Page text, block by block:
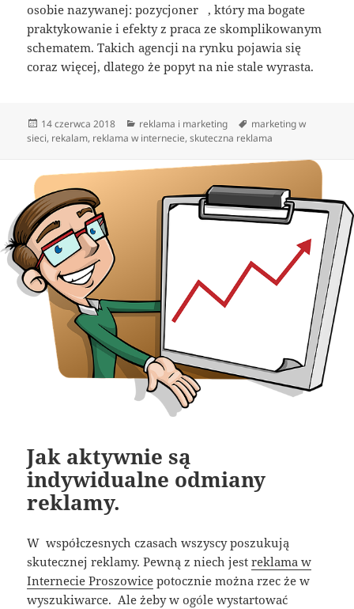
osobie nazywanej: pozycjoner , który ma bogate
praktykowanie i efekty z praca ze skomplikowanym
schematem. Takich agencji na rynku pojawia się
coraz więcej, dlatego że popyt na nie stale wyrasta.
Data
publikacji
14 czerwca 2018 Kategorie
reklama i marketing Tagi
marketing w
sieci, rekalam, reklama w internecie,skuteczna reklama
Jak aktywnie są
indywidualne odmiany
reklamy.
W współczesnych czasach wszyscy poszukują
skutecznej reklamy. Pewną z niech jestreklama w
Internecie Proszowice potocznie można rzec że w
wyszukiwarce. Ale żeby w ogóle wystartować